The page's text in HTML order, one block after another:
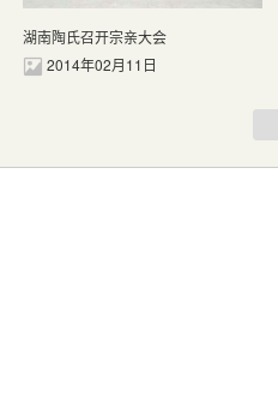
湖南陶氏召开宗亲大会
2014年02月11日